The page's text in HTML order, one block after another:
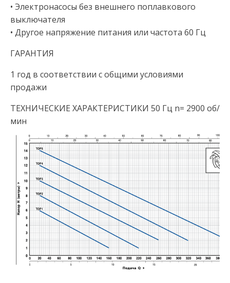
• Электронасосы без внешнего поплавкового
выключателя
• Другое напряжение питания или частота 60 Гц
ГАРАНТИЯ
1 год в соответствии с общими условиями
продажи
ТЕХНИЧЕСКИЕ ХАРАКТЕРИСТИКИ 50 Гц n= 2900 об/
мин